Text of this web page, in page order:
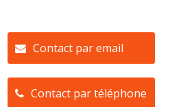
Contact par email
Contact par téléphone